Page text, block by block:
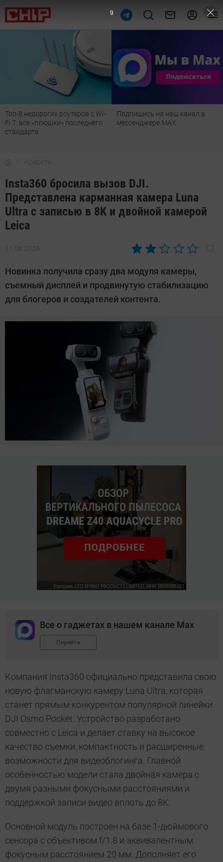
с Wi-
Подпишись на наш канал в
мессенджере МАХ
Рейтинг
лучшие модели
Новости
Insta360 бросила вызов DJI.
Представлена карманная камера Luna
Ultra с записью в 8K и двойной камерой
Leica
11.06.2026
Автор:
Довлатова
Новинка получила сразу два модуля камеры,
съемный дисплей и продвинутую стабилизацию
для блогеров и создателей контента.
Все о гаджетах в нашем канале Max
Перейти
Компания Insta360 официально представила свою
новую флагманскую камеру Luna Ultra, которая
станет прямым конкурентом популярной линейки
DJI Osmo Pocket. Устройство разработано
совместно с Leica и делает ставку на высокое
качество съемки, компактность и расширенные
возможности для видеоблогинга. Главной
особенностью модели стала двойная камера с
двумя разными фокусными расстояниями и
поддержкой записи видео вплоть до 8K.
Основной модуль построен на базе 1-дюймового
сенсора с объективом f/1.8 и эквивалентным
фокусным расстоянием 20 мм. Дополняет его
8